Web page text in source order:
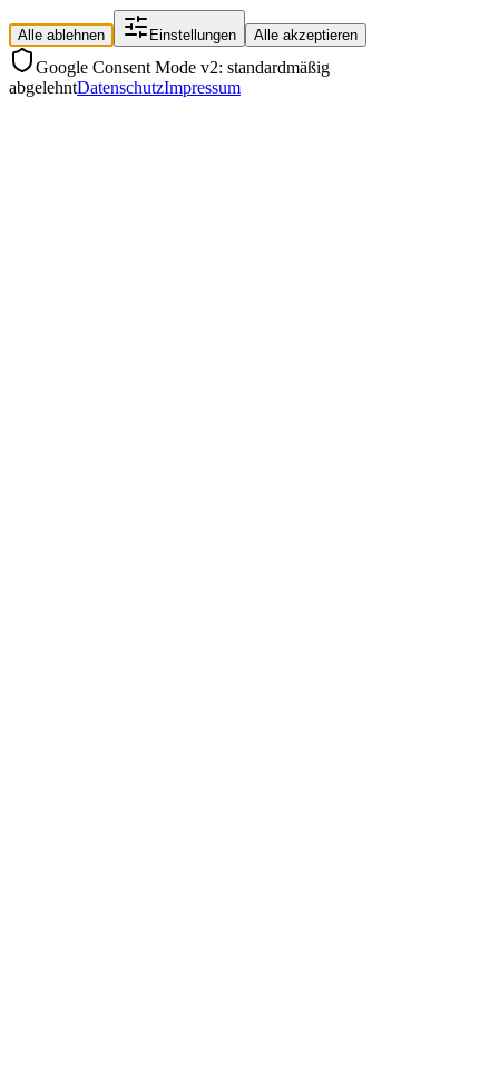
Alle ablehnen Einstellungen Alle akzeptieren
Google Consent Mode v2: standardmäßig
abgelehntDatenschutzImpressum